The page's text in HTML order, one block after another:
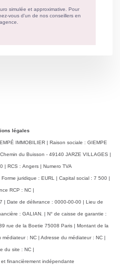
légales
IMMOBILIER | Raison sociale : GIEMPE
du Buisson - 49140 JARZE VILLAGES |
| RCS : Angers | Numero TVA
juridique : EURL | Capital social : 7 500 |
RCP : NC |
| Date de délivrance : 0000-00-00 | Lieu de
: GALIAN. | N° de caisse de garantie :
rue de la Boetie 75008 Paris | Montant de la
: NC | Adresse du médiateur : NC |
du site : NC |
financièrement indépendante